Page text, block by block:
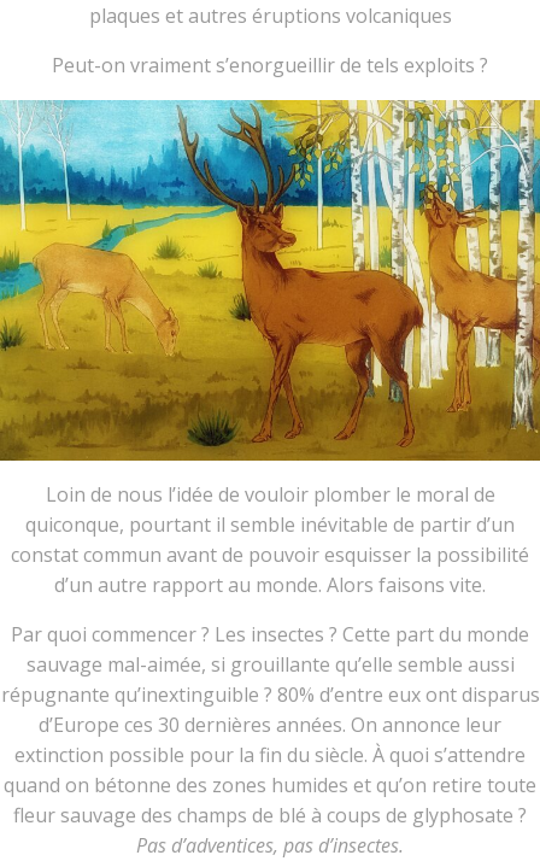
plaques et autres éruptions volcaniques
Peut-on vraiment s’enorgueillir de tels exploits ?
Loin de nous l’idée de vouloir plomber le moral de
quiconque, pourtant il semble inévitable de partir d’un
constat commun avant de pouvoir esquisser la possibilité
d’un autre rapport au monde. Alors faisons vite.
Par quoi commencer ? Les insectes ? Cette part du monde
sauvage mal-aimée, si grouillante qu’elle semble aussi
répugnante qu’inextinguible ? 80% d’entre eux ont disparus
d’Europe ces 30 dernières années. On annonce leur
extinction possible pour la fin du siècle. À quoi s’attendre
quand on bétonne des zones humides et qu’on retire toute
fleur sauvage des champs de blé à coups de glyphosate ?
Pas d’adventices, pas d’insectes.